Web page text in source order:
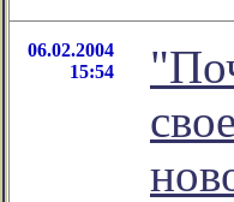
06.02.2004
15:54